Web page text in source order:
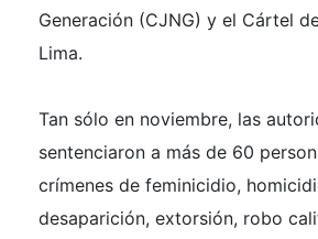
Generación (CJNG) y el Cártel
Lima.
Tan sólo en noviembre, las
sentenciaron a más de 60
crímenes de feminicidio,
desaparición, extorsión, robo